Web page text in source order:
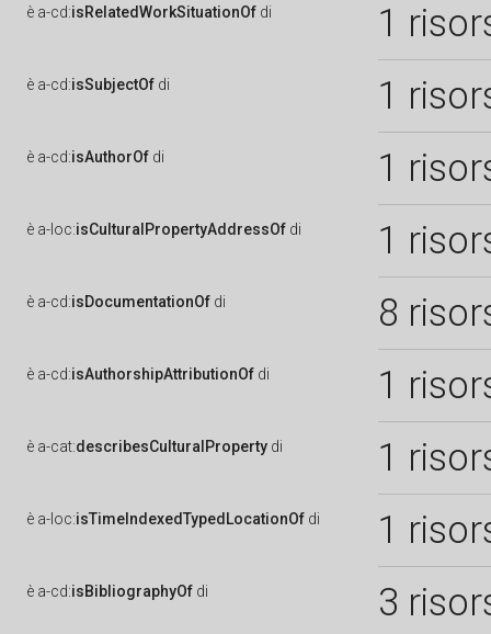
è a-cd:isRelatedWorkSituationOf di 1
è a-cd:isSubjectOf di 1
è a-cd:isAuthorOf di 1
è a-loc:isCulturalPropertyAddressOf di 1
è a-cd:isDocumentationOf di 8
è a-cd:isAuthorshipAttributionOf di 1
è a-cat:describesCulturalProperty di 1
è a-loc:isTimeIndexedTypedLocationOf di 1
è a-cd:isBibliographyOf di 3